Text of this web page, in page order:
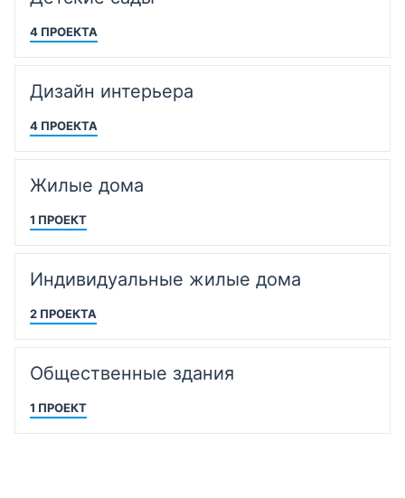
4 ПРОЕКТА
Дизайн интерьера
4 ПРОЕКТА
Жилые дома
1 ПРОЕКТ
Индивидуальные жилые дома
2 ПРОЕКТА
Общественные здания
1 ПРОЕКТ